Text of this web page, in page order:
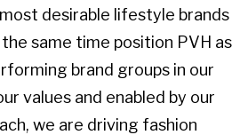
desirable lifestyle brands
same time position PVH as
brand groups in our
values and enabled by our
we are driving fashion